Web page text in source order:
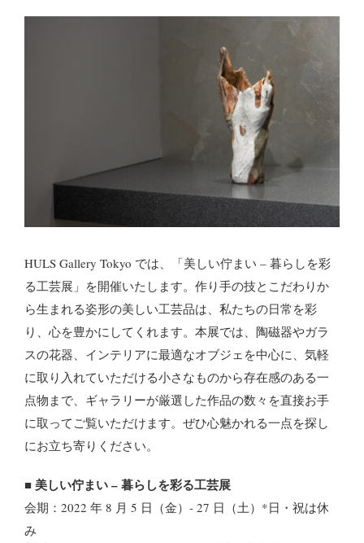
HULS Gallery Tokyo では、「美しい佇まい – 暮らしを彩
る工芸展」を開催いたします。作り手の技とこだわりか
ら生まれる姿形の美しい工芸品は、私たちの日常を彩
り、心を豊かにしてくれます。本展では、陶磁器やガラ
スの花器、インテリアに最適なオブジェを中心に、気軽
に取り入れていただける小さなものから存在感のある一
点物まで、ギャラリーが厳選した作品の数々を直接お手
に取ってご覧いただけます。ぜひ心魅かれる一点を探し
にお立ち寄りください。
■ 美しい佇まい – 暮らしを彩る工芸展
会期：2022 年 8 月 5 日（金）- 27 日（土）*日・祝は休
み